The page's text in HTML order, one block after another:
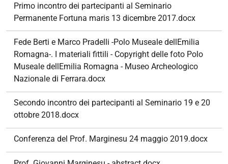
Primo incontro dei partecipanti al Seminario
Permanente Fortuna maris 13 dicembre 2017.docx
Fede Berti e Marco Pradelli -Polo Museale dellEmilia
Romagna-. I materiali fittili - Copyright delle foto Polo
Museale dellEmilia Romagna - Museo Archeologico
Nazionale di Ferrara.docx
Secondo incontro dei partecipanti al Seminario 19 e 20
ottobre 2018.docx
Conferenza del Prof. Marginesu 24 maggio 2019.docx